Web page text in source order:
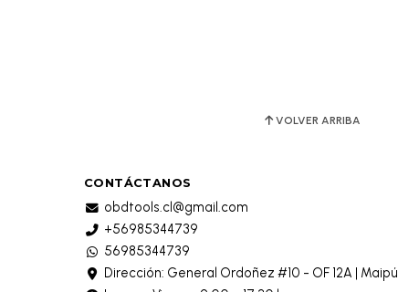
VOLVER ARRIBA
CONTÁCTANOS
obdtools.cl@gmail.com
+56985344739
56985344739
Dirección: General Ordoñez #10 - OF 12A | Maipú